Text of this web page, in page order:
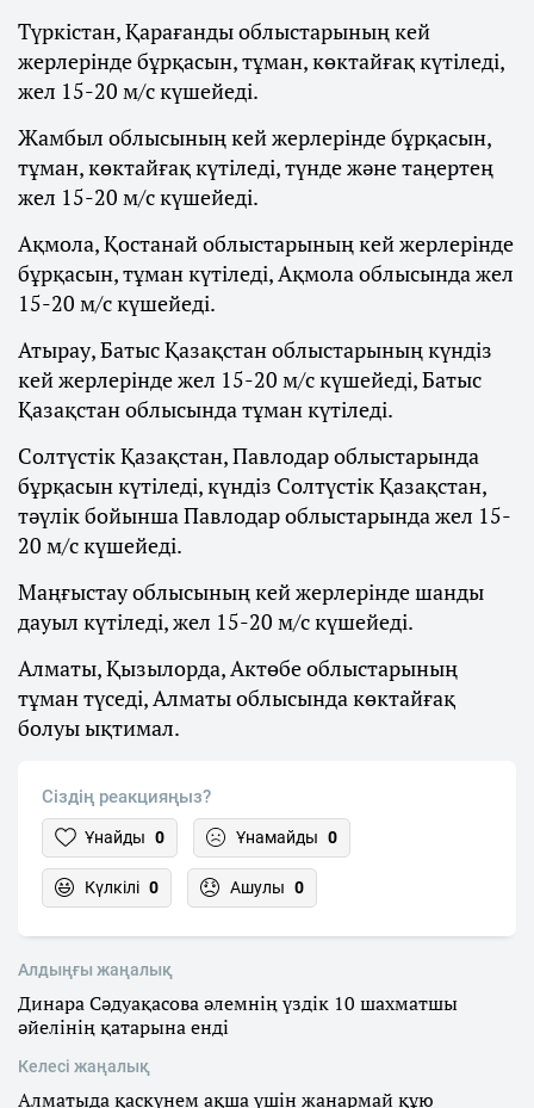
Түркістан, Қарағанды облыстарының кей
жерлерінде бұрқасын, тұман, көктайғақ күтіледі,
жел 15-20 м/с күшейеді.
Жамбыл облысының кей жерлерінде бұрқасын,
тұман, көктайғақ күтіледі, түнде және таңертең
жел 15-20 м/с күшейеді.
Ақмола, Қостанай облыстарының кей жерлерінде
бұрқасын, тұман күтіледі, Ақмола облысында жел
15-20 м/с күшейеді.
Атырау, Батыс Қазақстан облыстарының күндіз
кей жерлерінде жел 15-20 м/с күшейеді, Батыс
Қазақстан облысында тұман күтіледі.
Солтүстік Қазақстан, Павлодар облыстарында
бұрқасын күтіледі, күндіз Солтүстік Қазақстан,
тәүлік бойынша Павлодар облыстарында жел 15-
20 м/с күшейеді.
Маңғыстау облысының кей жерлерінде шанды
дауыл күтіледі, жел 15-20 м/с күшейеді.
Алматы, Қызылорда, Актөбе облыстарының
тұман түседі, Алматы облысында көктайғақ
болуы ықтимал.
Сіздің реакцияңыз?
Ұнайды 0 Ұнамайды 0
Күлкілі 0 Ашулы 0
Алдыңғы жаңалық
Динара Сәдуақасова әлемнің үздік 10 шахматшы
әйелінің қатарына енді
Келесі жаңалық
Алматыда қаскүнем ақша үшін жанармай құю